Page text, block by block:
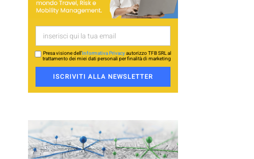
Presa visione dell’Informativa Privacyautorizzo TFB SRL al
trattamento dei miei dati personali per finalità di marketing
ISCRIVITI ALLA NEWSLETTER